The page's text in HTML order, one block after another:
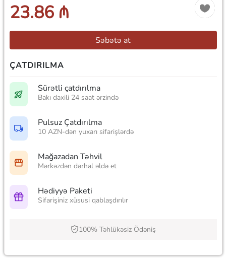
23.86 ₼
Səbətə at
ÇATDIRILMA
Sürətli çatdırılma
Bakı daxili 24 saat ərzində
Pulsuz Çatdırılma
10 AZN-dən yuxarı sifarişlərdə
Mağazadan Təhvil
Mərkəzdən dərhal əldə et
Hədiyyə Paketi
Sifarişiniz xüsusi qablaşdırılır
100% Təhlükəsiz Ödəniş